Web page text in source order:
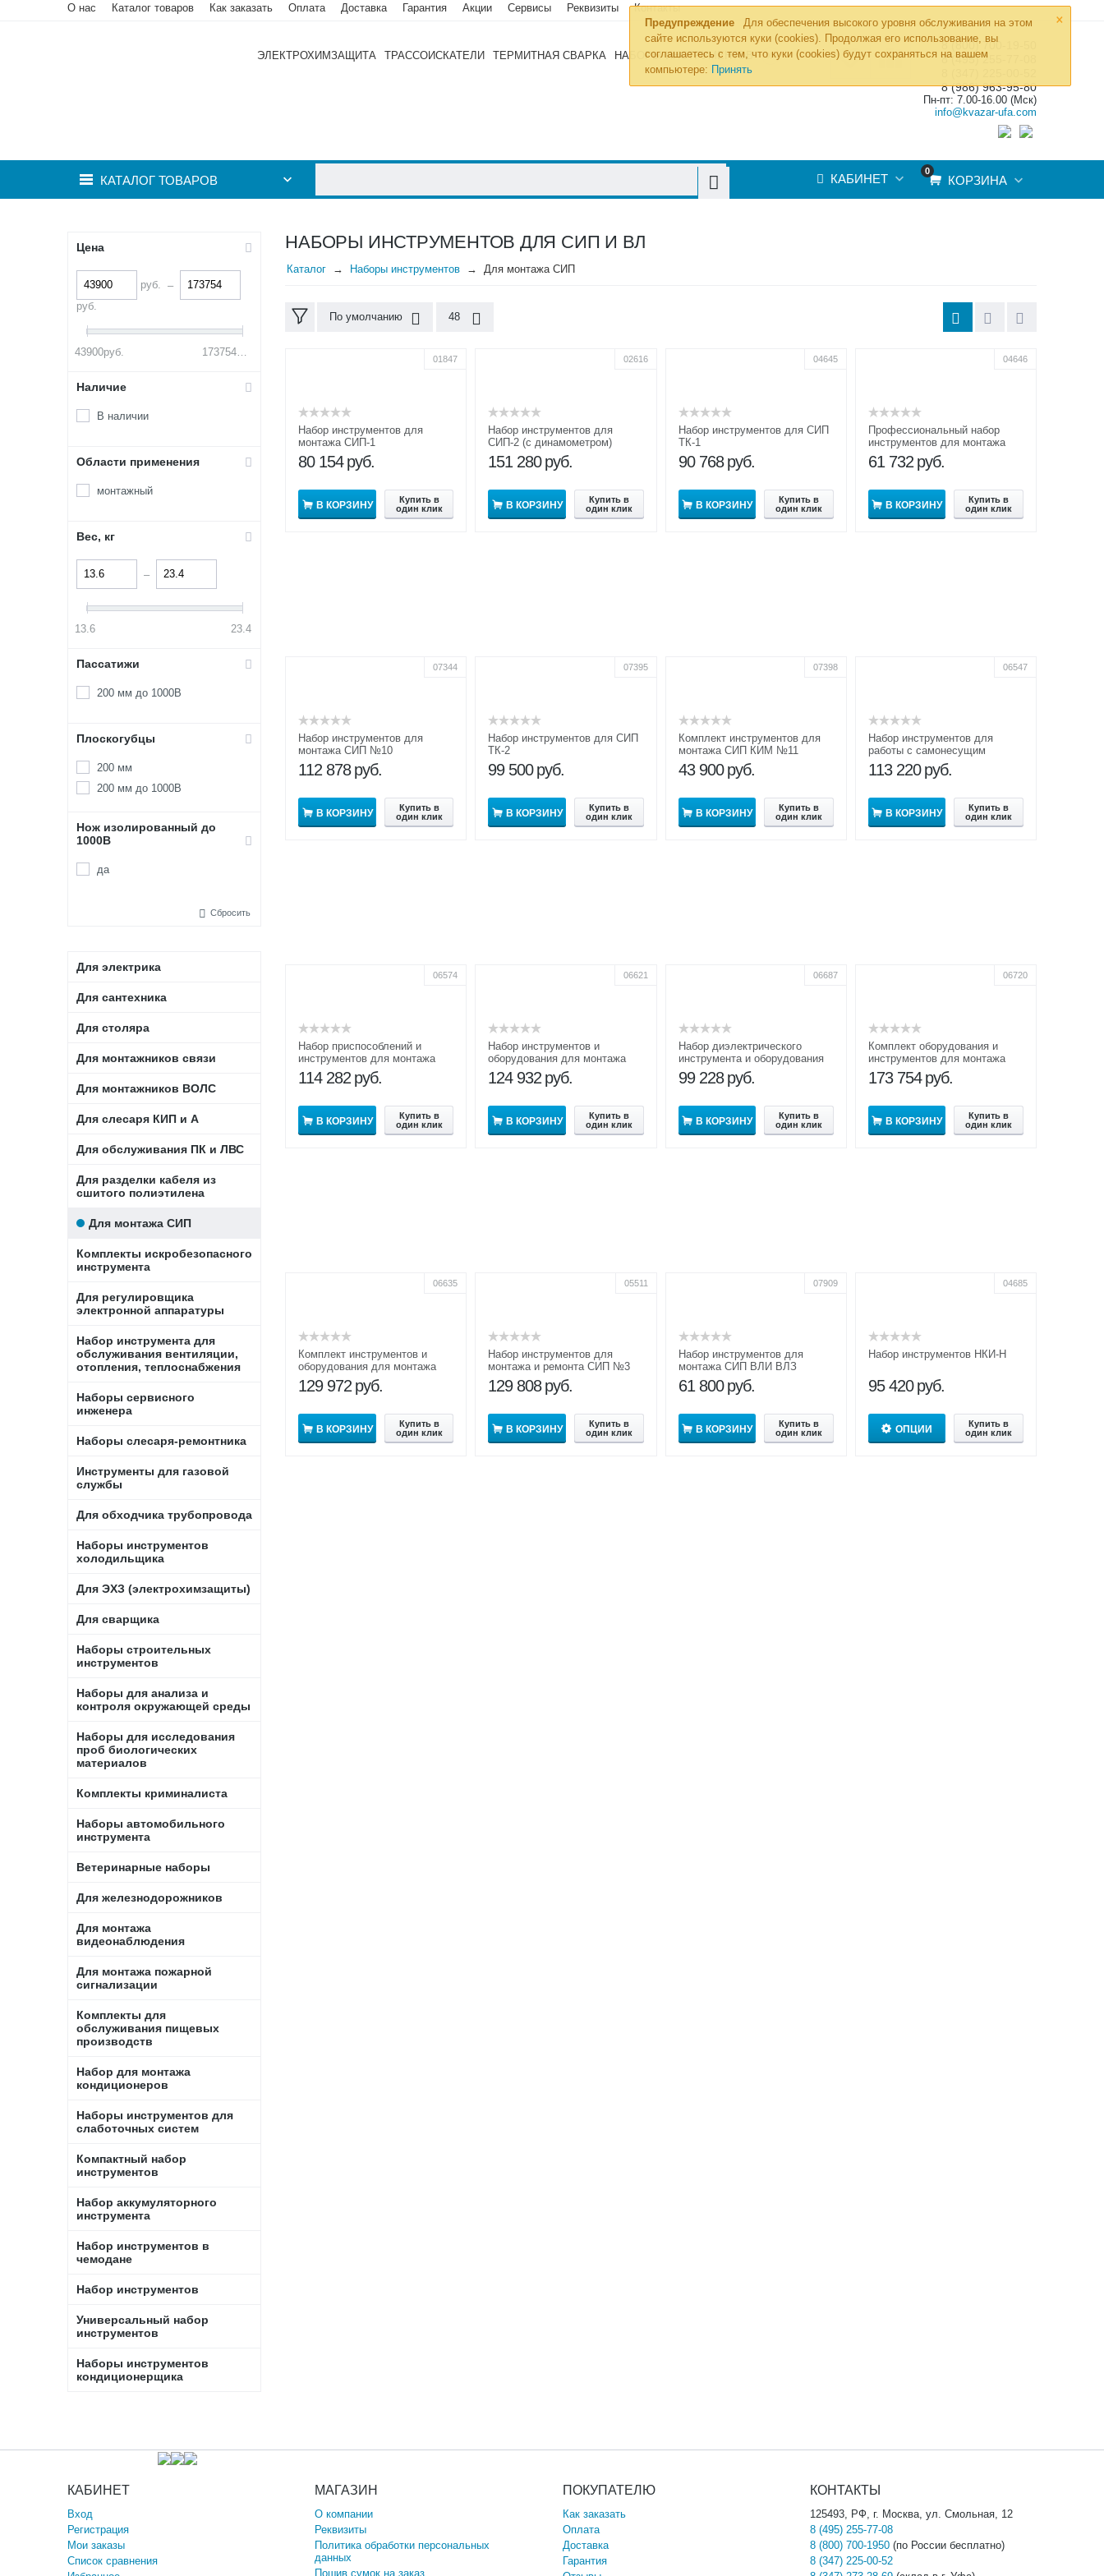
×
Предупреждение
Для обеспечения высокого уровня обслуживания на этом
сайте используются куки (cookies). Продолжая его использование, вы
соглашаетесь с тем, что куки (cookies) будут сохраняться на вашем
компьютере: Принять
О нас Каталог товаров Как заказать Оплата Доставка Гарантия Акции Сервисы Реквизиты Контакты
ЭЛЕКТРОХИМЗАЩИТА ТРАССОИСКАТЕЛИ ТЕРМИТНАЯ СВАРКА НАБОРЫ ИНСТРУМЕНТОВ »
8 (800) 700-19-50
8 (495) 255-77-08
8 (986) 963-95-80
Пн-пт: 7.00-16.00 (Мск)
info@kvazar-ufa.com
КАТАЛОГ ТОВАРОВ
0
КОРЗИНА
КАБИНЕТ
Цена
руб. –
руб.
43900руб. 173754
Наличие
В наличии
Области применения
монтажный
Вес, кг
–
13.6 23.4
Пассатижи
200 мм до 1000В
Плоскогубцы
200 мм
200 мм до 1000В
Нож изолированный до
1000В
да
Сбросить
Для электрика
Для сантехника
Для столяра
Для монтажников связи
Для монтажников ВОЛС
Для слесаря КИП и А
Для обслуживания ПК и ЛВС
Для разделки кабеля из
сшитого полиэтилена
Для монтажа СИП
Комплекты искробезопасного
инструмента
Для регулировщика
электронной аппаратуры
Набор инструмента для
обслуживания вентиляции,
отопления, теплоснабжения
Наборы сервисного
инженера
Наборы слесаря-ремонтника
Инструменты для газовой
службы
Для обходчика трубопровода
Наборы инструментов
холодильщика
Для ЭХЗ (электрохимзащиты)
Для сварщика
Наборы строительных
инструментов
Наборы для анализа и
контроля окружающей среды
Наборы для исследования
проб биологических
материалов
Комплекты криминалиста
Наборы автомобильного
инструмента
Ветеринарные наборы
Для железнодорожников
Для монтажа
видеонаблюдения
Для монтажа пожарной
сигнализации
Комплекты для
обслуживания пищевых
производств
Набор для монтажа
кондиционеров
Наборы инструментов для
слаботочных систем
Компактный набор
инструментов
Набор аккумуляторного
инструмента
Набор инструментов в
чемодане
Набор инструментов
Универсальный набор
инструментов
Наборы инструментов
кондиционерщика
НАБОРЫ ИНСТРУМЕНТОВ ДЛЯ СИП И ВЛ
Каталог Наборы инструментов Для монтажа СИП
По умолчанию 48
01847
Набор инструментов для
монтажа СИП-1
80 154 руб.
В КОРЗИНУ
Купить в
один клик
02616
Набор инструментов для
СИП-2 (с динамометром)
151 280 руб.
В КОРЗИНУ
Купить в
один клик
04645
Набор инструментов для СИП
ТК-1
90 768 руб.
В КОРЗИНУ
Купить в
один клик
04646
Профессиональный набор
инструментов для монтажа
СИП ПНИ
61 732 руб.
В КОРЗИНУ
Купить в
один клик
07344
Набор инструментов для
монтажа СИП №10
112 878 руб.
В КОРЗИНУ
Купить в
один клик
07395
Набор инструментов для СИП
ТК-2
99 500 руб.
В КОРЗИНУ
Купить в
один клик
07398
Комплект инструментов для
монтажа СИП КИМ №11
43 900 руб.
В КОРЗИНУ
Купить в
один клик
06547
Набор инструментов для
работы с самонесущим
изолированным проводом
(СИП) МИП СИП
113 220 руб.
В КОРЗИНУ
Купить в
один клик
06574
Набор приспособлений и
инструментов для монтажа
НПИМ СИП №5
114 282 руб.
В КОРЗИНУ
Купить в
один клик
06621
Набор инструментов и
оборудования для монтажа
СИП №6
124 932 руб.
В КОРЗИНУ
Купить в
один клик
06687
Набор диэлектрического
инструмента и оборудования
для монтажа СИП №8 НДИ-
ОМ
99 228 руб.
В КОРЗИНУ
Купить в
один клик
06720
Комплект оборудования и
инструментов для монтажа
КОИ и М СИП №9
173 754 руб.
В КОРЗИНУ
Купить в
один клик
06635
Комплект инструментов и
оборудования для монтажа
КИО М СИП №7
129 972 руб.
В КОРЗИНУ
Купить в
один клик
05511
Набор инструментов для
монтажа и ремонта СИП №3
129 808 руб.
В КОРЗИНУ
Купить в
один клик
07909
Набор инструментов для
монтажа СИП ВЛИ ВЛЗ
61 800 руб.
В КОРЗИНУ
Купить в
один клик
04685
Набор инструментов НКИ-Н
95 420 руб.
ОПЦИИ
Купить в
один клик
КАБИНЕТ
Вход
Регистрация
Мои заказы
Список сравнения
МАГАЗИН
О компании
Реквизиты
Политика обработки персональных
данных
Пошив сумок на заказ
ПОКУПАТЕЛЮ
Как заказать
Оплата
Доставка
Гарантия
КОНТАКТЫ
125493, РФ, г. Москва, ул. Смольная, 12
8 (495) 255-77-08
8 (800) 700-1950(по России бесплатно)
8 (347) 225-00-52